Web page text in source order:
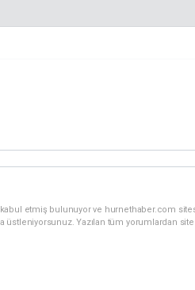
kabul etmiş bulunuyor ve hurnethaber.com
üstleniyorsunuz. Yazılan tüm yorumlardan